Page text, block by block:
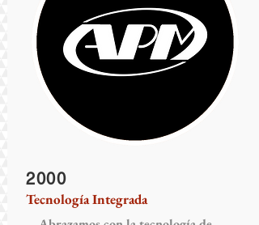
2000
Tecnología Integrada